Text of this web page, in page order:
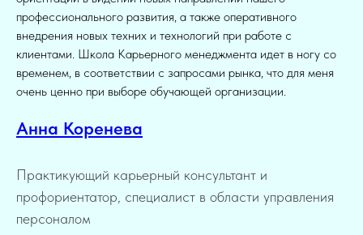
профессионального развития, а также оперативного
внедрения новых техних и технологий при работе с
клиентами. Школа Карьерного менеджмента идет в ногу со
временем, в соответствии с запросами рынка, что для меня
очень ценно при выборе обучающей организации.
Анна Коренева
Практикующий карьерный консультант и
профориентатор, специалист в области управления
персоналом